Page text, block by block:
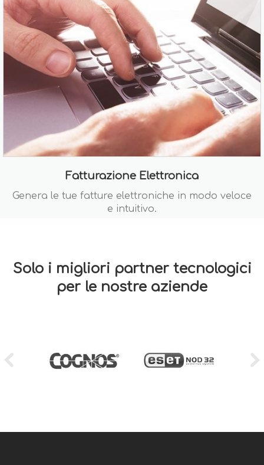
Fatturazione Elettronica
Genera le tue fatture elettroniche in modo veloce
e intuitivo.
Solo i migliori partner tecnologici
per le nostre aziende